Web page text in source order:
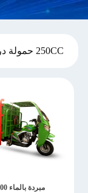
250CC حمولة دراجة ثلاثية العجلات